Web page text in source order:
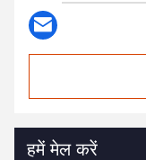
हमें मेल करें